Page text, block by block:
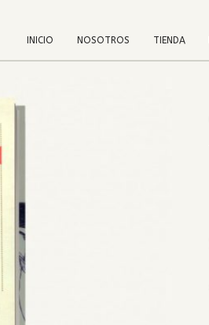
INICIO NOSOTROS TIENDA